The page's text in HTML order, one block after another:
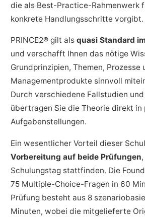
die als Best-Practice-Rahmenwerk
konkrete Handlungsschritte vorgibt.
PRINCE2® gilt als quasi Standard
und verschafft Ihnen das nötige
Grundprinzipien, Themen, Prozesse
Managementprodukte sinnvoll
Durch verschiedene Fallstudien
übertragen Sie die Theorie direkt in
Aufgabenstellungen.
Ein wesentlicher Vorteil dieser
Vorbereitung auf beide Prüfungen
Schulungstag stattfinden. Die
75 Multiple-Choice-Fragen in 60
Prüfung besteht aus 8
Minuten, wobei die mitgelieferte